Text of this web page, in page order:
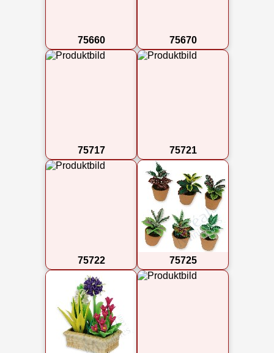
75660 75670
75717 75721
75722 75725